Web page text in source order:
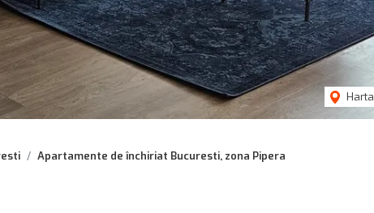
Harta
Apartamente de închiriat Bucuresti, zona Pipera